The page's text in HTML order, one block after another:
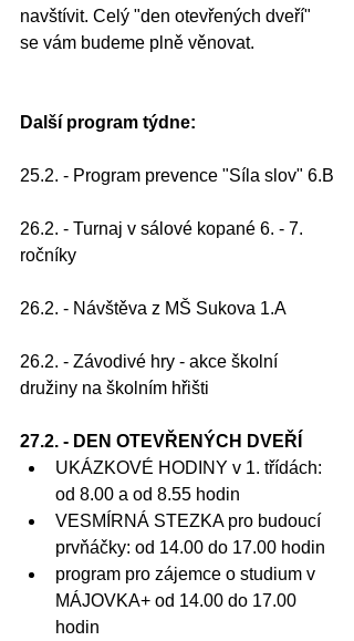
navštívit. Celý "den otevřených dveří"
se vám budeme plně věnovat.
Další program týdne:
25.2. - Program prevence "Síla slov" 6.B
26.2. - Turnaj v sálové kopané 6. - 7.
ročníky
26.2. - Návštěva z MŠ Sukova 1.A
26.2. - Závodivé hry - akce školní
družiny na školním hřišti
27.2. - DEN OTEVŘENÝCH DVEŘÍ
UKÁZKOVÉ HODINY v 1. třídách:
od 8.00 a od 8.55 hodin
VESMÍRNÁ STEZKA pro budoucí
prvňáčky: od 14.00 do 17.00 hodin
program pro zájemce o studium v
MÁJOVKA+ od 14.00 do 17.00
hodin